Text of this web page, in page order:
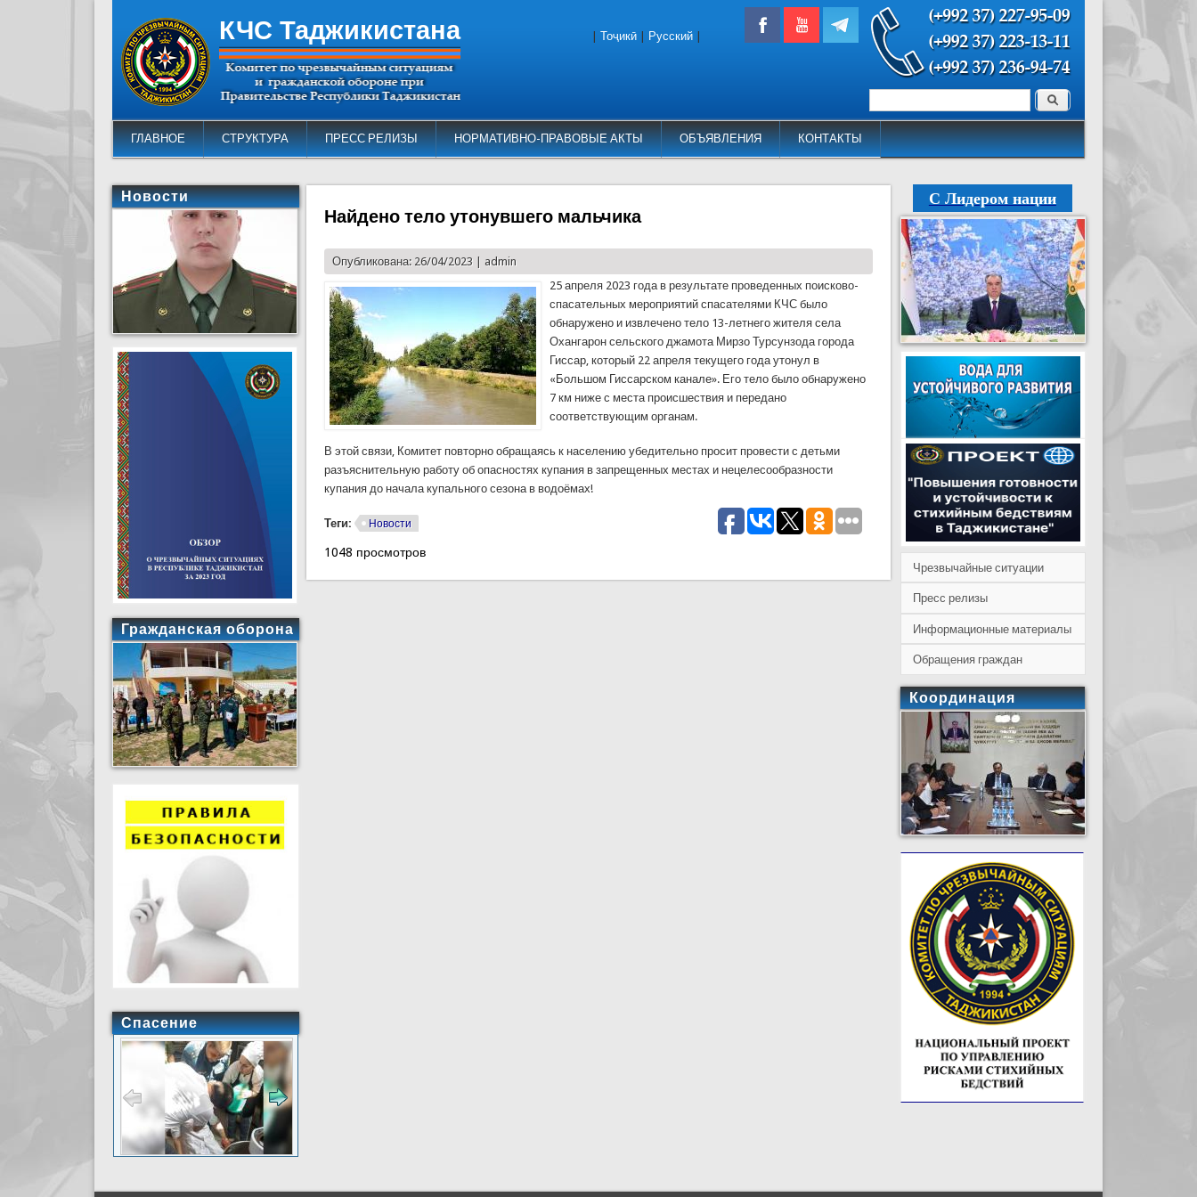
КЧС Таджикистана
ГЛАВНОЕ СТРУКТУРА ПРЕСС РЕЛИЗЫ НОРМАТИВНО-ПРАВОВЫЕ АКТЫ ОБЪЯВЛЕНИЯ КОНТАКТЫ
Форма поиска Поиск
Тоҷикӣ Русский
Найдено тело утонувшего мальчика
Опубликована: 26/04/2023 | admin
25 апреля 2023 года в результате проведенных поисково-
спасательных мероприятий спасателями КЧС было
обнаружено и извлечено тело 13-летнего жителя села
Охангарон сельского джамота Мирзо Турсунзода города
Гиссар, который 22 апреля текущего года утонул в
«Большом Гиссарском канале». Его тело было обнаружено
7 км ниже с места происшествия и передано
соответствующим органам.
В этой связи, Комитет повторно обращаясь к населению убедительно просит провести с детьми
разъяснительную работу об опасностях купания в запрещенных местах и нецелесообразности
купания до начала купального сезона в водоёмах!
Теги: Новости
1048 просмотров
Новости
Гражданская оборона
Спасение
С Лидером нации
Чрезвычайные ситуации
Пресс релизы
Информационные материалы
Обращения граждан
Координация